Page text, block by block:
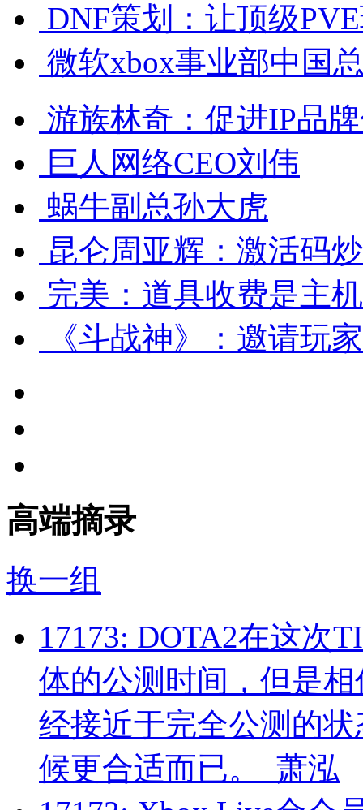
DNF策划：让顶级
微软xbox事业部中国
游族林奇：促进IP品
巨人网络CEO刘伟
蜗牛副总孙大虎
昆仑周亚辉：激活码
完美：道具收费是主
《斗战神》：邀请玩
高端摘录
换一组
17173: DOTA2在这次
体的公测时间，但是
经接近于完全公测的
候更合适而已。
萧泓